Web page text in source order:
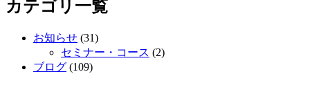
カテゴリ一覧
お知らせ (31)
セミナー・コース (2)
ブログ (109)